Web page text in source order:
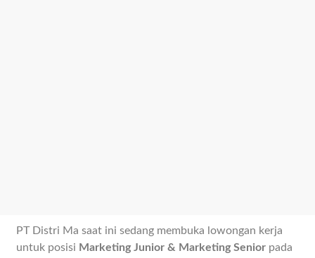
PT Distri Ma saat ini sedang membuka lowongan kerja
untuk posisi Marketing Junior & Marketing Senior pada